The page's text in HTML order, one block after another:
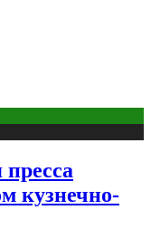
кузнечно-